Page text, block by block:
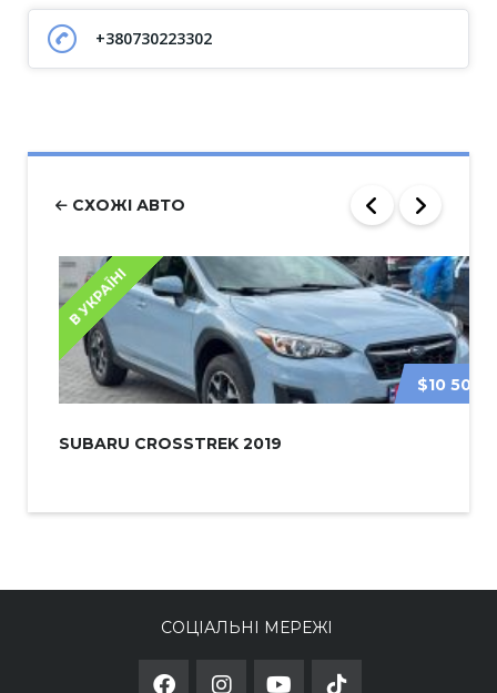
+380730223302
СХОЖІ АВТО
В УКРАЇНІ
$10 500
SUBARU CROSSTREK 2019
СОЦІАЛЬНІ МЕРЕЖІ